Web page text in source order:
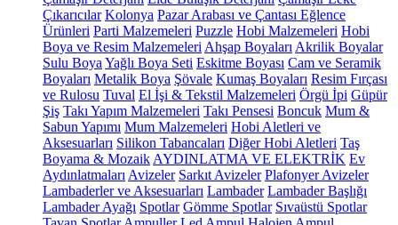
Çıkarıcılar Kolonya Pazar Arabası ve Çantası Eğlence
Ürünleri Parti Malzemeleri Puzzle Hobi Malzemeleri Hobi
Boya ve Resim Malzemeleri Ahşap Boyaları Akrilik Boyalar
Sulu Boya Yağlı Boya Seti Eskitme Boyası Cam ve Seramik
Boyaları Metalik Boya Şövale Kumaş Boyaları Resim Fırçası
ve Rulosu Tuval El İşi & Tekstil Malzemeleri Örgü İpi Güpür
Şiş Takı Yapım Malzemeleri Takı Pensesi Boncuk Mum &
Sabun Yapımı Mum Malzemeleri Hobi Aletleri ve
Aksesuarları Silikon Tabancaları Diğer Hobi Aletleri Taş
Boyama & Mozaik AYDINLATMA VE ELEKTRİK Ev
Aydınlatmaları Avizeler Sarkıt Avizeler Plafonyer Avizeler
Lambaderler ve Aksesuarları Lambader Lambader Başlığı
Lambader Ayağı Spotlar Gömme Spotlar Sıvaüstü Spotlar